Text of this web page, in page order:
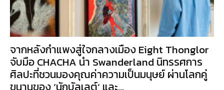
จากหลังกำแพงสู่ใจกลางเมือง Eight Thonglor
จับมือ CHACHA นำ Swanderland นิทรรศการ
ศิลปะที่ชวนมองคุณค่าความเป็นมนุษย์ ผ่านโลกคู่
ขนานของ ‘นักบัลเลต์’ และ...